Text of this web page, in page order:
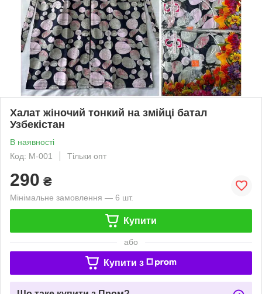
Халат жіночий тонкий на змійці батал
Узбекістан
В наявності
Код: М-001
Тільки опт
290 ₴
Мінімальне замовлення — 6 шт.
Купити
або
Купити з